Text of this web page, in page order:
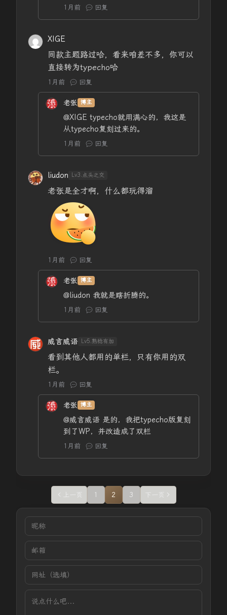
1月前 回复
XIGE
同款主题路过哈，看来咱差不多，你可以
直接转为typecho哈
1月前 回复
老张 博主
@XIGE typecho就用满心的，我这是
从typecho复刻过来的。
1月前 回复
liudon Lv3.点头之交
老张是全才啊，什么都玩得溜
1月前 回复
老张 博主
@liudon 我就是瞎折腾的。
1月前 回复
威言威语 Lv5.熟稔有加
看到其他人都用的单栏，只有你用的双
栏。
1月前 回复
老张 博主
@威言威语 是的，我把typecho版复刻
到了WP，并改造成了双栏
1月前 回复
上一页 1 2 3 下一页